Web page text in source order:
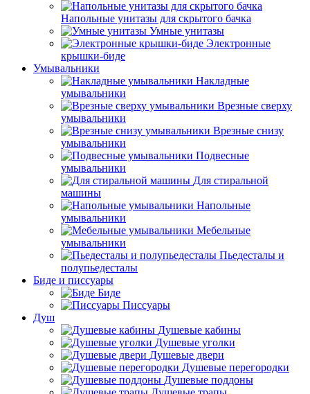
Напольные унитазы для скрытого бачка
Умные унитазы
Электронные
крышки-биде
Умывальники
Накладные
умывальники
Врезные сверху
умывальники
Врезные снизу
умывальники
Подвесные
умывальники
Для стиральной
машины
Напольные
умывальники
Мебельные
умывальники
Пьедесталы и
полупьедесталы
Биде и писсуары
Биде
Писсуары
Душ
Душевые кабины
Душевые уголки
Душевые двери
Душевые перегородки
Душевые поддоны